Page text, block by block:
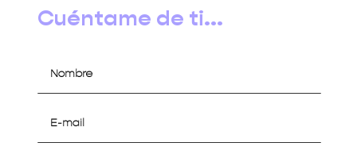
Cuéntame de ti...